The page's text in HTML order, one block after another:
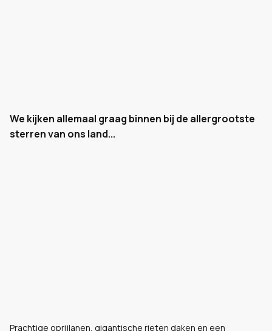
We kijken allemaal graag binnen bij de allergrootste
sterren van ons land...
Prachtige oprijlanen, gigantische rieten daken en een